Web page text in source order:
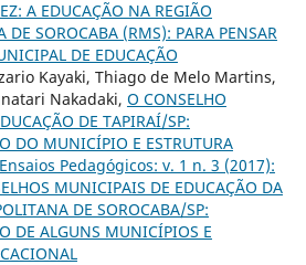
A EDUCAÇÃO NA REGIÃO
DE SOROCABA (RMS): PARA PENSAR
DE EDUCAÇÃO
Kayaki, Thiago de Melo Martins,
Nakadaki, O CONSELHO
DE TAPIRAÍ/SP:
DO MUNICÍPIO E ESTRUTURA
Ensaios Pedagógicos: v. 1 n. 3 (2017):
MUNICIPAIS DE EDUCAÇÃO DA
DE SOROCABA/SP:
DE ALGUNS MUNICÍPIOS E